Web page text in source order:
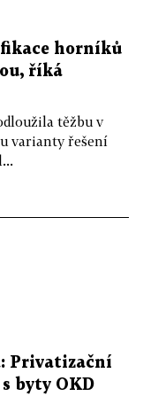
horníků
říká
těžbu v
varianty řešení
Privatizační
byty OKD